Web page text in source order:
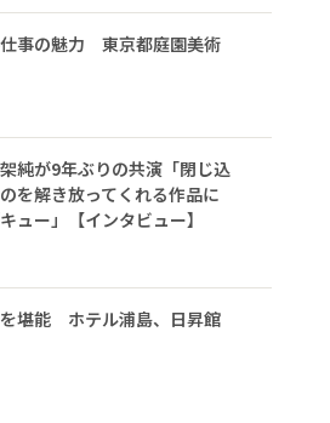
仕事の魅力 東京都庭園美術
純が9年ぶりの共演「閉じ込
を解き放ってくれる作品に
ー」【インタビュー】
堪能 ホテル浦島、日昇館